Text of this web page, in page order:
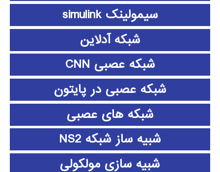
سیمولینک simulink
شبکه آدلاین
شبکه عصبی CNN
شبکه عصبی در پایتون
شبکه های عصبی
شبیه ساز شبکه NS2
شبیه سازی مولکولی